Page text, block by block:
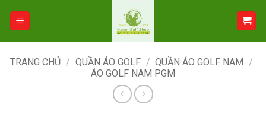
TRANG CHỦ / QUẦN ÁO GOLF / QUẦN ÁO GOLF NAM /
ÁO GOLF NAM PGM